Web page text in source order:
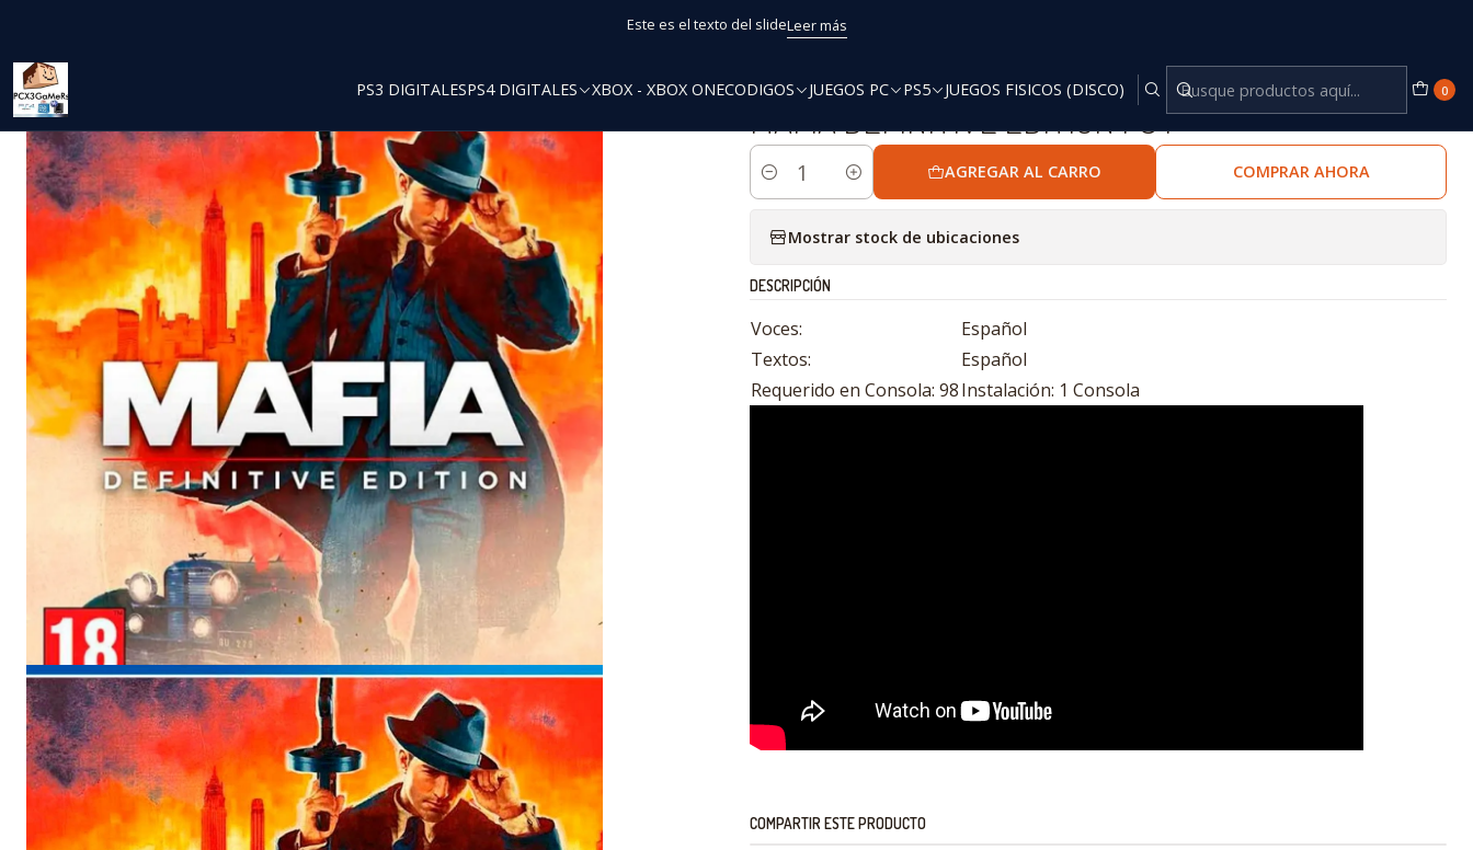
PS3 DIGITALESPS4 DIGITALES XBOX - XBOX ONECODIGOS JUEGOS PC PS5 JUEGOS FISICOS (DISCO) 0
Este es el texto del slideLeer más
Ofertas MAFIA DEFINITIVE EDITION PS4
|
MAFIA DEFINITIVE EDITION PS4
Cantidad
AGREGAR AL CARRO COMPRAR AHORA
Mostrar stock de ubicaciones
DESCRIPCIÓN
Voces:
Español
Textos:
Español
Requerido en Consola: 98Instalación: 1 Consola
COMPARTIR ESTE PRODUCTO